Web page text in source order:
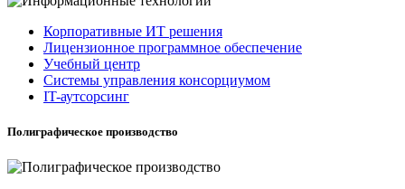
Корпоративные ИТ решения
Лицензионное программное обеспечение
Учебный центр
Системы управления консорциумом
IT-аутсорсинг
Полиграфическое производство